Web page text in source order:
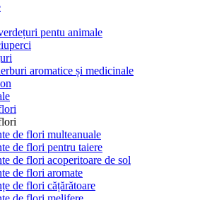
pentu animale
aromatice și medicinale
de flori multeanuale
de flori pentru taiere
de flori acoperitoare de sol
de flori aromate
de flori cățărătoare